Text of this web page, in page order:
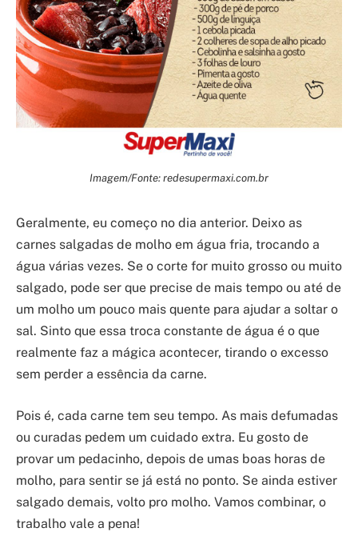
Imagem/Fonte: redesupermaxi.com.br
Geralmente, eu começo no dia anterior. Deixo as
carnes salgadas de molho em água fria, trocando a
água várias vezes. Se o corte for muito grosso ou muito
salgado, pode ser que precise de mais tempo ou até de
um molho um pouco mais quente para ajudar a soltar o
sal. Sinto que essa troca constante de água é o que
realmente faz a mágica acontecer, tirando o excesso
sem perder a essência da carne.
Pois é, cada carne tem seu tempo. As mais defumadas
ou curadas pedem um cuidado extra. Eu gosto de
provar um pedacinho, depois de umas boas horas de
molho, para sentir se já está no ponto. Se ainda estiver
salgado demais, volto pro molho. Vamos combinar, o
trabalho vale a pena!